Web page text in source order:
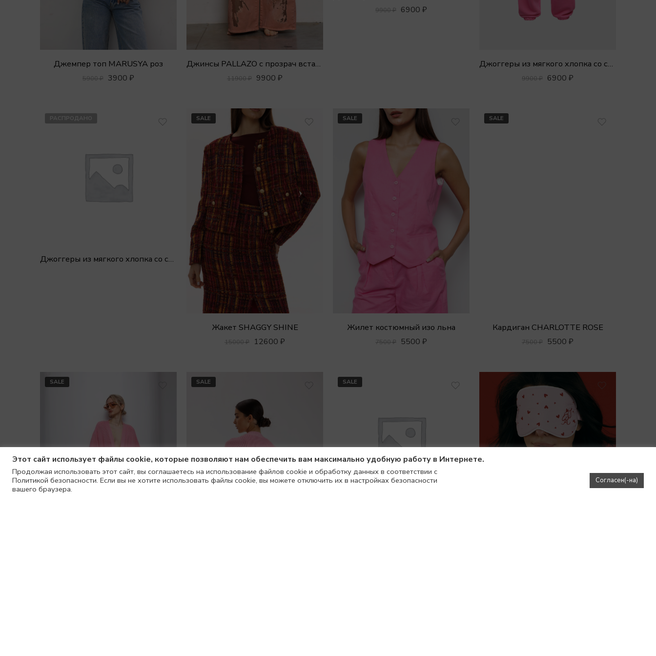
Джемпер топ MARUSYA роз
5900₽ 3900 ₽
Джинсы PALLAZO с прозрач вставками
11900₽ 9900 ₽
9900₽ 6900 ₽
Джоггеры из мягкого хлопка со строчкой
9900₽ 6900 ₽
РАСПРОДАНО
Джоггеры из мягкого хлопка со строчкой
SALE
Жакет SHAGGY SHINE
15000₽ 12600 ₽
SALE
Жилет костюмный изо льна
7500₽ 5500 ₽
SALE
Кардиган CHARLOTTE ROSE
7500₽ 5500 ₽
SALE SALE SALE
Этот сайт использует файлы cookie, которые позволяют нам обеспечить вам максимально удобную работу в Интернете.
Продолжая использовать этот сайт, вы соглашаетесь на использование файлов cookie и обработку данных в соответствии с
Политикой безопасности. Если вы не хотите использовать файлы cookie, вы можете отключить их в настройках безопасности
вашего браузера.
Согласен(-на)